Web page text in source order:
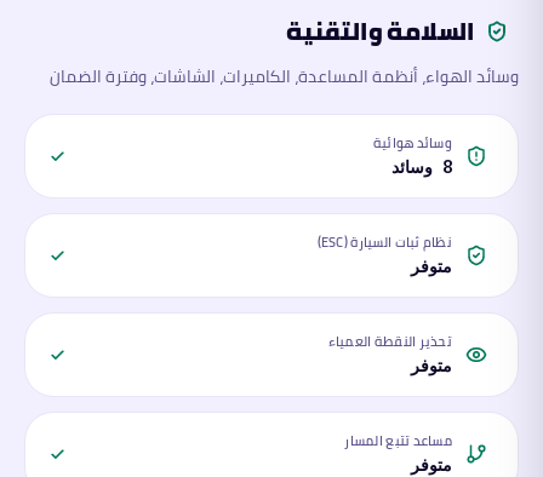
السلامة والتقنية
وسائد الهواء، أنظمة المساعدة، الكاميرات، الشاشات، وفترة الضمان
وسائد هوائية
8 وسائد
نظام ثبات السيارة (ESC)
متوفر
تحذير النقطة العمياء
متوفر
مساعد تتبع المسار
متوفر